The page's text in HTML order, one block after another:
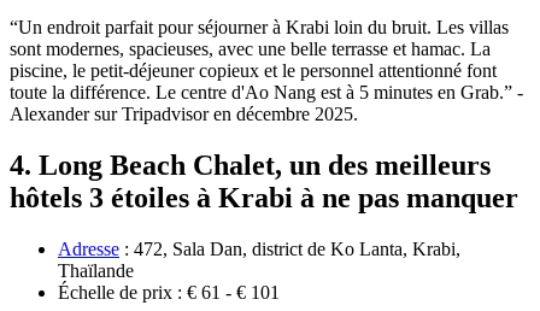
“Un endroit‎ parfait pour séjourner à Krabi loin du bruit. Les villas
sont modernes, spacieuses, avec une‎ belle terrasse et hamac. La
piscine, le petit-déjeuner copieux et le personnel attentionné‎ font
toute la différence. Le centre d'Ao Nang est à 5 minutes en Grab.” -
Alexander‎ sur Tripadvisor en décembre 2025.
4. Long Beach Chalet, un des meilleurs
hôtels 3 étoiles à Krabi à ne pas manquer
Adresse : 472, Sala Dan, district de Ko Lanta, Krabi,
Thaïlande
Échelle de prix : € 61 - € 101